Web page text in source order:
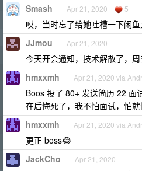
Smash Apr 21, 2020 5
哎，当时忘了给她吐槽一下闲鱼
JJmou Apr 21, 2020
今天开会通知，技术解散了，
hmxxmh Apr 21, 2020 via
Boos 投了 80+ 发送简历 22 面
在后悔死了，我不怕面试，怕
hmxxmh Apr 21, 2020 via
更正 boss😂
JackCho Apr 21, 2020